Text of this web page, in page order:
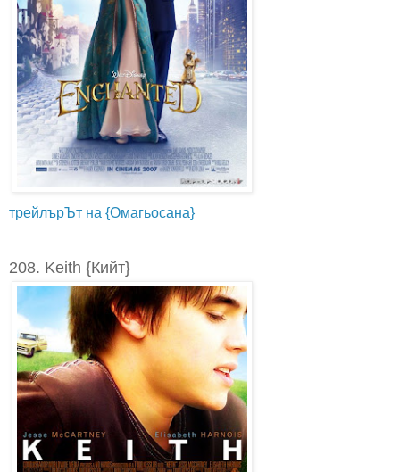
трейлърЪт на {Омагьосана}
208. Keith {Кийт}